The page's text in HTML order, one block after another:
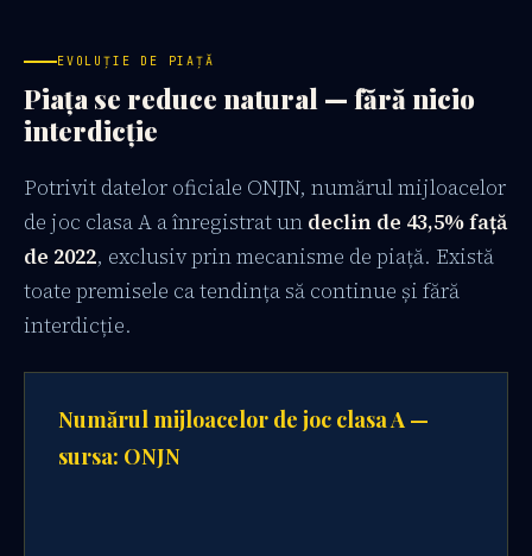
EVOLUȚIE DE PIAȚĂ
Piața se reduce natural — fără nicio
interdicție
Potrivit datelor oficiale ONJN, numărul mijloacelor
de joc clasa A a înregistrat un declin de 43,5% față
de 2022, exclusiv prin mecanisme de piață. Există
toate premisele ca tendința să continue și fără
interdicție.
Numărul mijloacelor de joc clasa A —
sursa: ONJN